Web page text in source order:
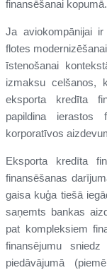
finansēšanai kopumā.
Ja aviokompānijai
flotes
īstenošanai
izmaksu celšanos,
eksporta kredīta
papildina ierastos
korporatīvos
Eksporta kredīta
finansēšanas
gaisa kuģa tiešā
saņemts bankas
pat kompleksiem
finansējumu
piedāvājumā